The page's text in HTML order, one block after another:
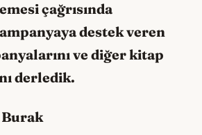
çağrısında
destek veren
ve diğer kitap
derledik.
Burak